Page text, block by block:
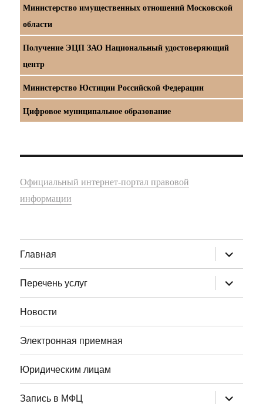
Министерство имущественных отношений Московской
области
Получение ЭЦП ЗАО Национальный удостоверяющий
центр
Министерство Юстиции Российской Федерации
Цифровое муниципальное образование
Официальный интернет-портал правовой
информации
Главная раскрыть
дочернее
меню
Перечень услуг
раскрыть
дочернее
меню
Новости
Электронная приемная
Юридическим лицам
Запись в МФЦ раскрыть